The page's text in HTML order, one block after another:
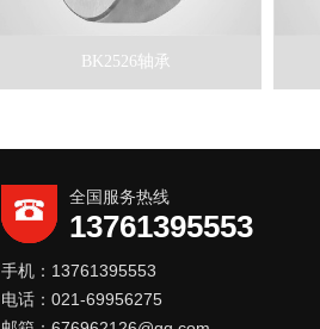
BK2526轴承
全国服务热线
13761395553
手机：13761395553
电话：021-69956275